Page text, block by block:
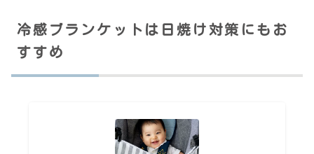
冷感ブランケットは日焼け対策にもお
すすめ